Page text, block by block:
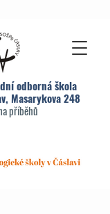
odborná škola
Masarykova 248
příběhů